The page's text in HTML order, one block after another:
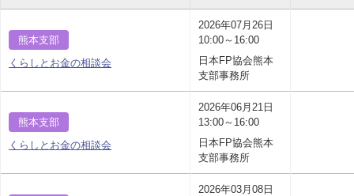
熊本支部
くらしとお金の相談会
2026年07月26日
10:00～16:00
日本FP協会熊本
支部事務所
熊本支部
くらしとお金の相談会
2026年06月21日
13:00～16:00
日本FP協会熊本
支部事務所
2026年03月08日